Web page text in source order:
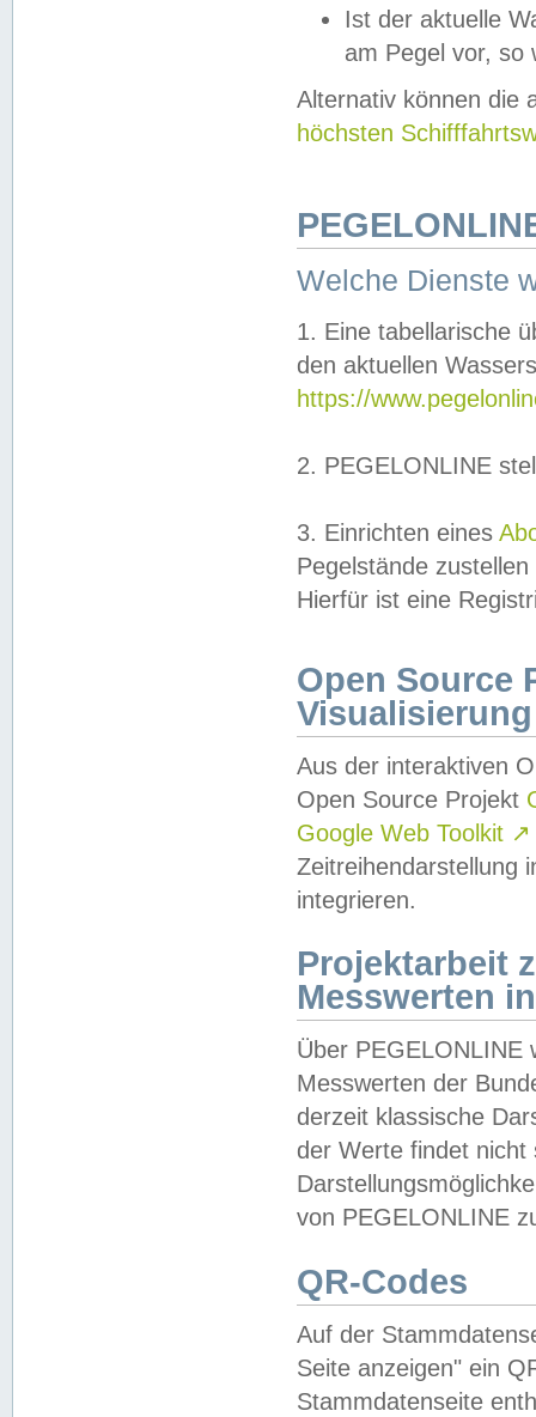
Ist der aktuelle
am Pegel vor,
Alternativ können die
höchsten
Welche Dienste
1. Eine tabellarische
den aktuellen
https://
2. PEGELONLINE
3. Einrichten eines
Pegelstände
Hierfür ist eine
Open Source
Visualisierung
Aus der interaktiven
Open Source Projekt
Google Web Toolkit ↗
Zeitreihendarstellung
integrieren.
Projektarbeit
Messwerten
Über PEGELONLINE
Messwerten der
derzeit klassische
der Werte findet
von PEGELONLINE
QR-Codes
Auf der
Seite anzeigen" ein
Stammdatenseite